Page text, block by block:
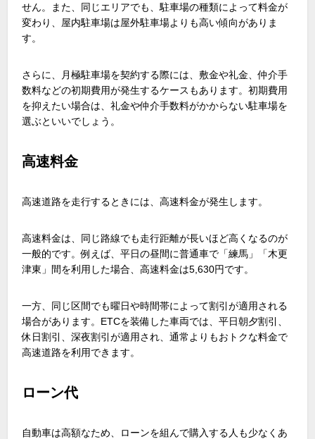
せん。また、同じエリアでも、駐車場の種類によって料金が
変わり、屋内駐車場は屋外駐車場よりも高い傾向がありま
す。
さらに、月極駐車場を契約する際には、敷金や礼金、仲介手
数料などの初期費用が発生するケースもあります。初期費用
を抑えたい場合は、礼金や仲介手数料がかからない駐車場を
選ぶといいでしょう。
高速料金
高速道路を走行するときには、高速料金が発生します。
高速料金は、同じ路線でも走行距離が長いほど高くなるのが
一般的です。例えば、平日の昼間に普通車で「練馬」「木更
津東」間を利用した場合、高速料金は5,630円です。
一方、同じ区間でも曜日や時間帯によって割引が適用される
場合があります。ETCを装備した車両では、平日朝夕割引、
休日割引、深夜割引が適用され、通常よりもおトクな料金で
高速道路を利用できます。
ローン代
自動車は高額なため、ローンを組んで購入する人も少なくあ